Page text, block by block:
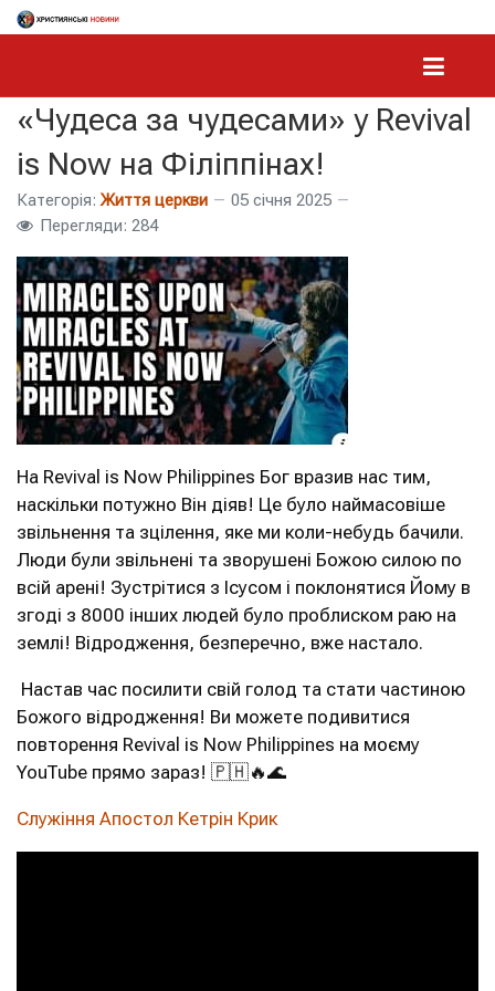
«Чудеса за чудесами» у Revival
is Now на Філіппінах!
Категорія: Життя церкви
05 січня 2025
Перегляди: 284
На Revival is Now Philippines Бог вразив нас тим,
наскільки потужно Він діяв! Це було наймасовіше
звільнення та зцілення, яке ми коли-небудь бачили.
Люди були звільнені та зворушені Божою силою по
всій арені! Зустрітися з Ісусом і поклонятися Йому в
згоді з 8000 інших людей було проблиском раю на
землі! Відродження, безперечно, вже настало.
Настав час посилити свій голод та стати частиною
Божого відродження! Ви можете подивитися
повторення Revival is Now Philippines на моєму
YouTube прямо зараз! 🇵🇭🔥🌊
Служіння Апостол Кетрін Крик